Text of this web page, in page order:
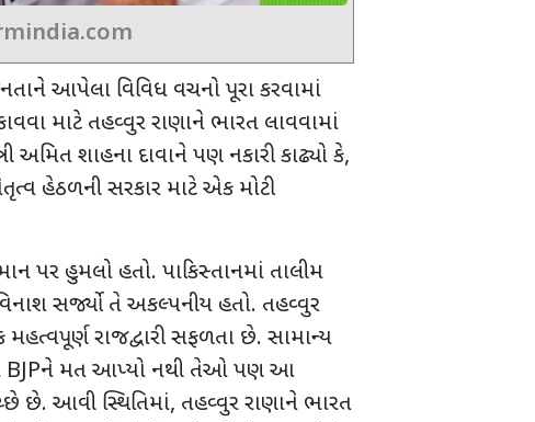
આપેલા વિવિધ વચનો પૂરા કરવામાં
માટે તહવ્વુર રાણાને ભારત લાવવામાં
અમિત શાહના દાવાને પણ નકારી કાઢ્યો કે,
નેતૃત્વ હેઠળની સરકાર માટે એક મોટી
પર હુમલો હતો. પાકિસ્તાનમાં તાલીમ
સર્જ્યો તે અકલ્પનીય હતો. તહવ્વુર
મહત્વપૂર્ણ રાજદ્વારી સફળતા છે. સામાન્ય
BJPને મત આપ્યો નથી તેઓ પણ આ
છે. આવી સ્થિતિમાં, તહવ્વુર રાણાને ભારત